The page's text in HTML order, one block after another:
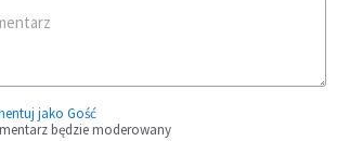
jako Gość
będzie moderowany